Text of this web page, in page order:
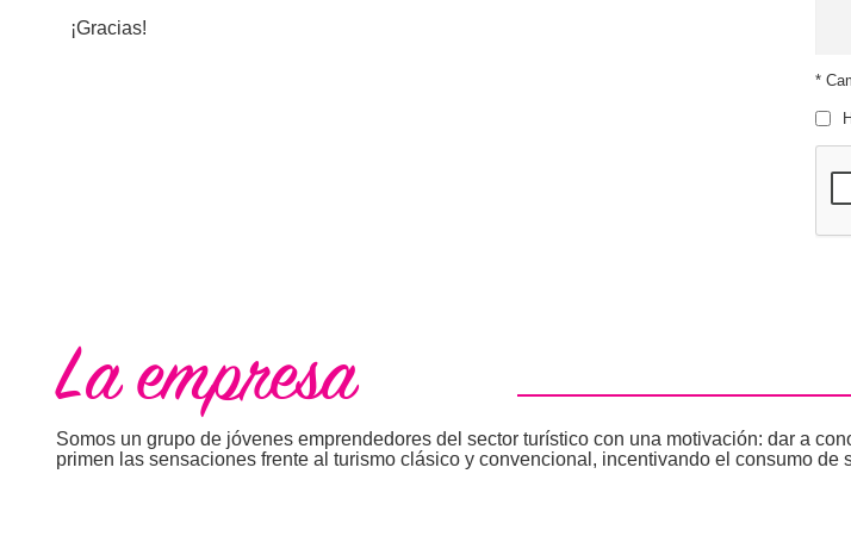
¡Gracias!
*
La empresa
Somos un grupo de jóvenes emprendedores del sector turístico con una motivación: dar a
primen las sensaciones frente al turismo clásico y convencional, incentivando el consumo de